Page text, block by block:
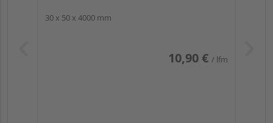
30 x 50 x 4000 mm
10,90 € / lfm